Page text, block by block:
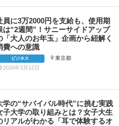
員に3万2000円を支給も、使用期
は“2週間”！サニーサイドアップ
「大人のお年玉」企画から紐解く
費への意識
ビジネス
東京都
2026年3月12日
学の“サバイバル時代”に挑む実践
子大学の取り組みとは？女子大生
リアルがわかる「耳で体験するオ